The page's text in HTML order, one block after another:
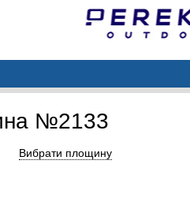
№2133
Вибрати площину